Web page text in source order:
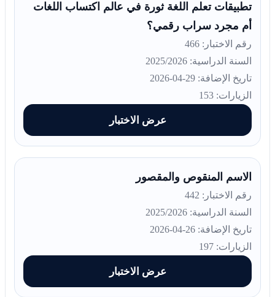
تطبيقات تعلم اللغة ثورة في عالم اكتساب اللغات
أم مجرد سراب رقمي؟
رقم الاختبار: 466
السنة الدراسية: 2025/2026
تاريخ الإضافة: 29-04-2026
الزيارات: 153
عرض الاختبار
الاسم المنقوص والمقصور
رقم الاختبار: 442
السنة الدراسية: 2025/2026
تاريخ الإضافة: 26-04-2026
الزيارات: 197
عرض الاختبار